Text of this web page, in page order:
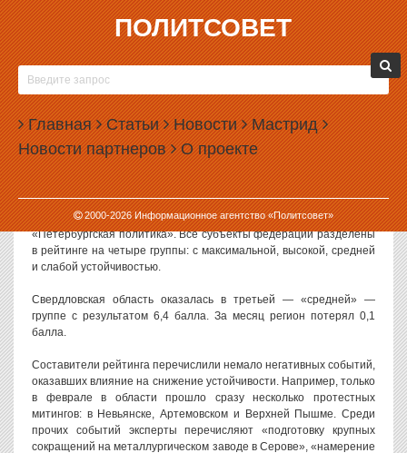
ПОЛИТСОВЕТ
Главная Статьи Новости Мастрид
Новости партнеров О проекте
2000-2026Информационное агентство «Политсовет»
11.03.2014, 10:55
СУХОЙ ЛОГ И МИТИНГИ СНИЗИЛИ
УСТОЙЧИВОСТЬ СВЕРДЛОВСКОЙ ОБЛАСТИ
Свердловская область вновь опустилась в рейтинге устойчивости
российских регионов. На этот результат в числе прочего
повлияли митинги в различных городах области и коммунальная
авария в Сухом Логу.
Ежемесячныйрейтингустойчивости регионов составляет фонд
«Петербургская политика». Все субъекты федерации разделены
в рейтинге на четыре группы: с максимальной, высокой, средней
и слабой устойчивостью.
Свердловская область оказалась в третьей — «средней» —
группе с результатом 6,4 балла. За месяц регион потерял 0,1
балла.
Составители рейтинга перечислили немало негативных событий,
оказавших влияние на снижение устойчивости. Например, только
в феврале в области прошло сразу несколько протестных
митингов: в Невьянске, Артемовском и Верхней Пышме. Среди
прочих событий эксперты перечисляют «подготовку крупных
сокращений на металлургическом заводе в Серове», «намерение